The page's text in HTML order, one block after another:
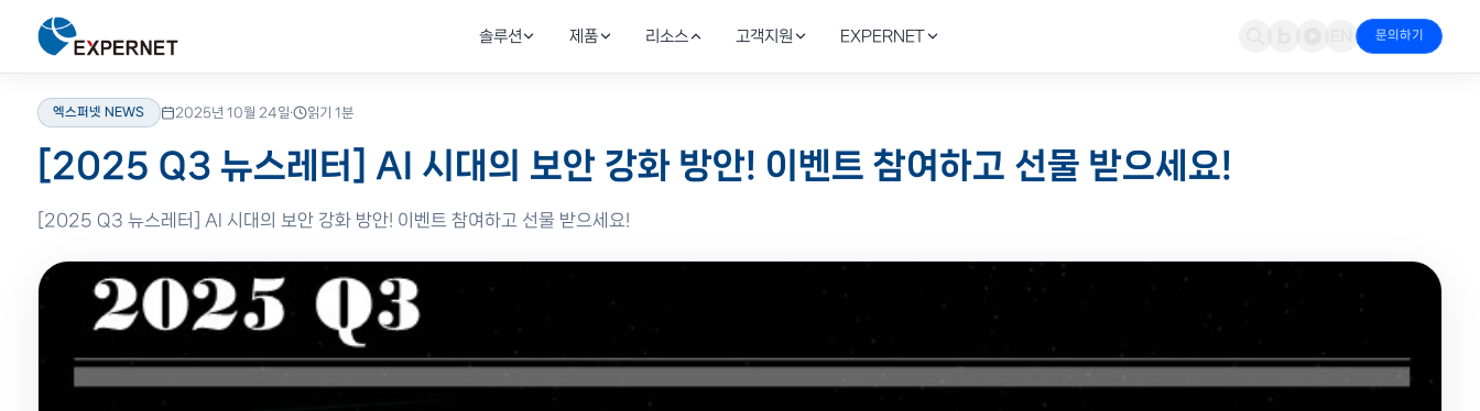
솔루션
솔루션
비즈니스 문제를
기술로 해결합니다
전 영역 통합 솔루션.
전체 솔루션
Zscaler SSE·ZTNA로 AI·SaaS 접근 통제 Stellar Cyber XDR · Fortinet SOAR 자동 탐지·대응 Fortinet NGFW·SD-WAN으로 경계 통합 방어
데이터 보호 & AI 스토리지
보안/인프라 자동화
보안 이벤트 자동 대응
제품
제품
글로벌 파트너
공식 인증 제품
공식 파트너 공급.
전체 제품
Zero Trust SSE·ZTNA·CASB AI XDR·SecOps 자동화 S3 오브젝트 스토리지·AI 데이터
F5
ADC·WAF·애플리케이션 보호
리소스
리소스
기술 자료 &
인사이트
깊이 있는 인사이트를 얻으세요.
전체 리소스
데이터시트·기술백서·제안서 보안·인프라 실무 인사이트 엑스퍼넷 & 파트너 최신 소식
영상자료
고객지원
고객지원
기술 교육 &
전문가 문의
기술 지원을 요청하세요.
문의하기
파트너 제품 전문 교육 과정 기술·견적·도입 상담 접수
FAQ
EXPERNET
EXPERNET
20년 IT 솔루션
전문 기업
공인 전문 파트너, 엑스퍼넷.
회사 더 알아보기
엑스퍼넷 연혁·비전·미션 글로벌 파트너 인증 현황
인재채용
문의하기
홈› 리소스› 블로그 ›엑스퍼넷 NEWS
엑스퍼넷 NEWS 2025년 10월 24일· 읽기 1분
[2025 Q3 뉴스레터] AI 시대의 보안 강화 방안! 이벤트 참여하고 선물 받으세요!
[2025 Q3 뉴스레터] AI 시대의 보안 강화 방안! 이벤트 참여하고 선물 받으세요!